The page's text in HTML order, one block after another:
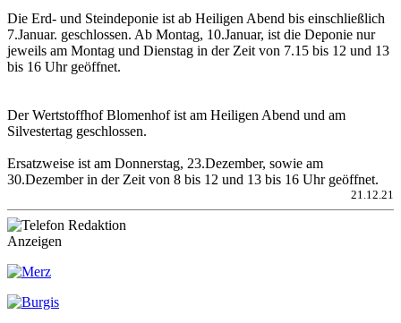
Die Erd- und Steindeponie ist ab Heiligen Abend bis einschließlich
7.Januar. geschlossen. Ab Montag, 10.Januar, ist die Deponie nur
jeweils am Montag und Dienstag in der Zeit von 7.15 bis 12 und 13
bis 16 Uhr geöffnet.
Der Wertstoffhof Blomenhof ist am Heiligen Abend und am
Silvestertag geschlossen.
Ersatzweise ist am Donnerstag, 23.Dezember, sowie am
30.Dezember in der Zeit von 8 bis 12 und 13 bis 16 Uhr geöffnet.
21.12.21
Anzeigen